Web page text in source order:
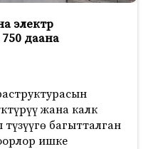
электр
даана
жана калк
багытталган
ишке